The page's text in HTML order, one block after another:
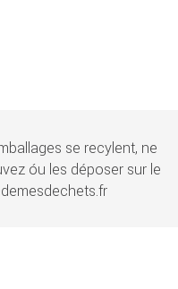
se recylent, ne
óu les déposer sur le